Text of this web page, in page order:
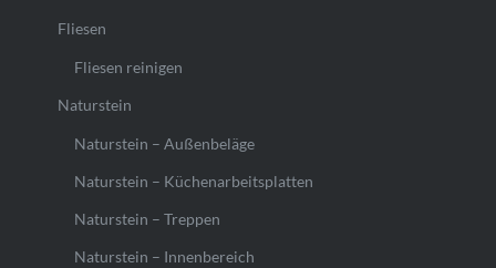
Fliesen
Fliesen reinigen
Naturstein
Naturstein – Außenbeläge
Naturstein – Küchenarbeitsplatten
Naturstein – Treppen
Naturstein – Innenbereich